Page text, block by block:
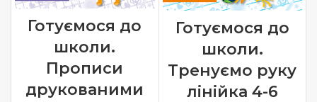
Готуємося до
школи.
Прописи
друкованими
Готуємося до
школи.
Тренуємо руку
лінійка 4-6